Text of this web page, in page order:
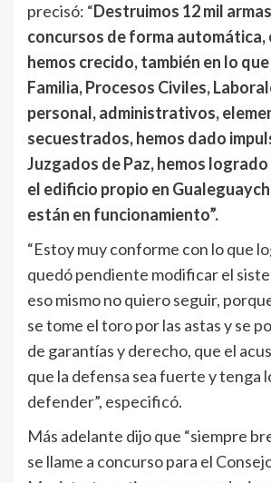
precisó: “Destruimos 12 mil
concursos de forma
hemos crecido, también en lo
Familia, Procesos Civiles,
personal, administrativos,
secuestrados, hemos dado
Juzgados de Paz, hemos
el edificio propio en
están en funcionamiento”.
“Estoy muy conforme con lo que
quedó pendiente modificar el
eso mismo no quiero seguir,
se tome el toro por las astas y se
de garantías y derecho, que el
que la defensa sea fuerte y tenga
defender”, especificó.
Más adelante dijo que “siempre
se llame a concurso para el